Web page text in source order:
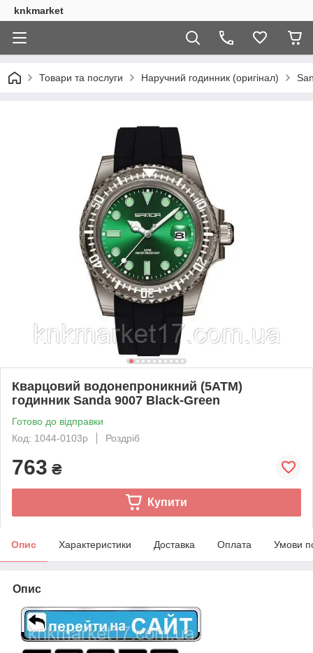
knkmarket
Товари та послуги Наручний годинник (оригінал)
Кварцовий водонепроникний (5ATM)
годинник Sanda 9007 Black-Green
Готово до відправки
Код: 1044-0103р
Роздріб
763 ₴
Купити
Опис Характеристики Доставка Оплата Умови
Опис